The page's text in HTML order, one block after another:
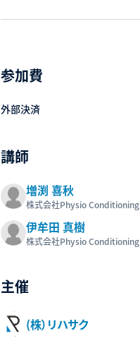
参加費
外部決済
講師
増渕 喜秋
株式会社Physio Conditioning
伊牟田 真樹
株式会社Physio Conditioning
主催
(株）リハサク